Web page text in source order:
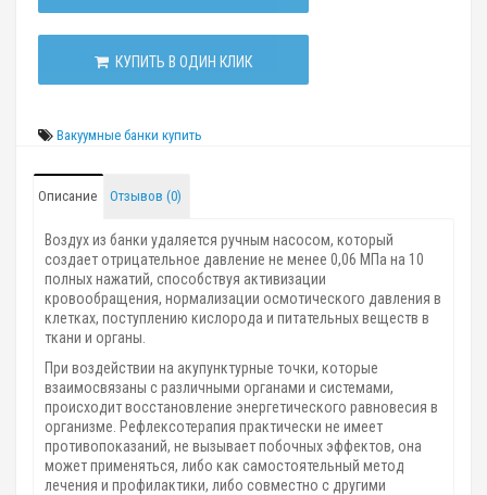
КУПИТЬ В ОДИН КЛИК
Вакуумные банки купить
Описание Отзывов (0)
Воздух из банки удаляется ручным насосом, который
создает отрицательное давление не менее 0,06 МПа на 10
полных нажатий, способствуя активизации
кровообращения, нормализации осмотического давления в
клетках, поступлению кислорода и питательных веществ в
ткани и органы.
При воздействии на акупунктурные точки, которые
взаимосвязаны с различными органами и системами,
происходит восстановление энергетического равновесия в
организме. Рефлексотерапия практически не имеет
противопоказаний, не вызывает побочных эффектов, она
может применяться, либо как самостоятельный метод
лечения и профилактики, либо совместно с другими